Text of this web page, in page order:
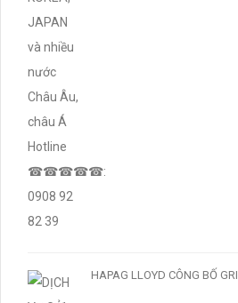
HAPAG LLOYD CÔNG BỐ GRI